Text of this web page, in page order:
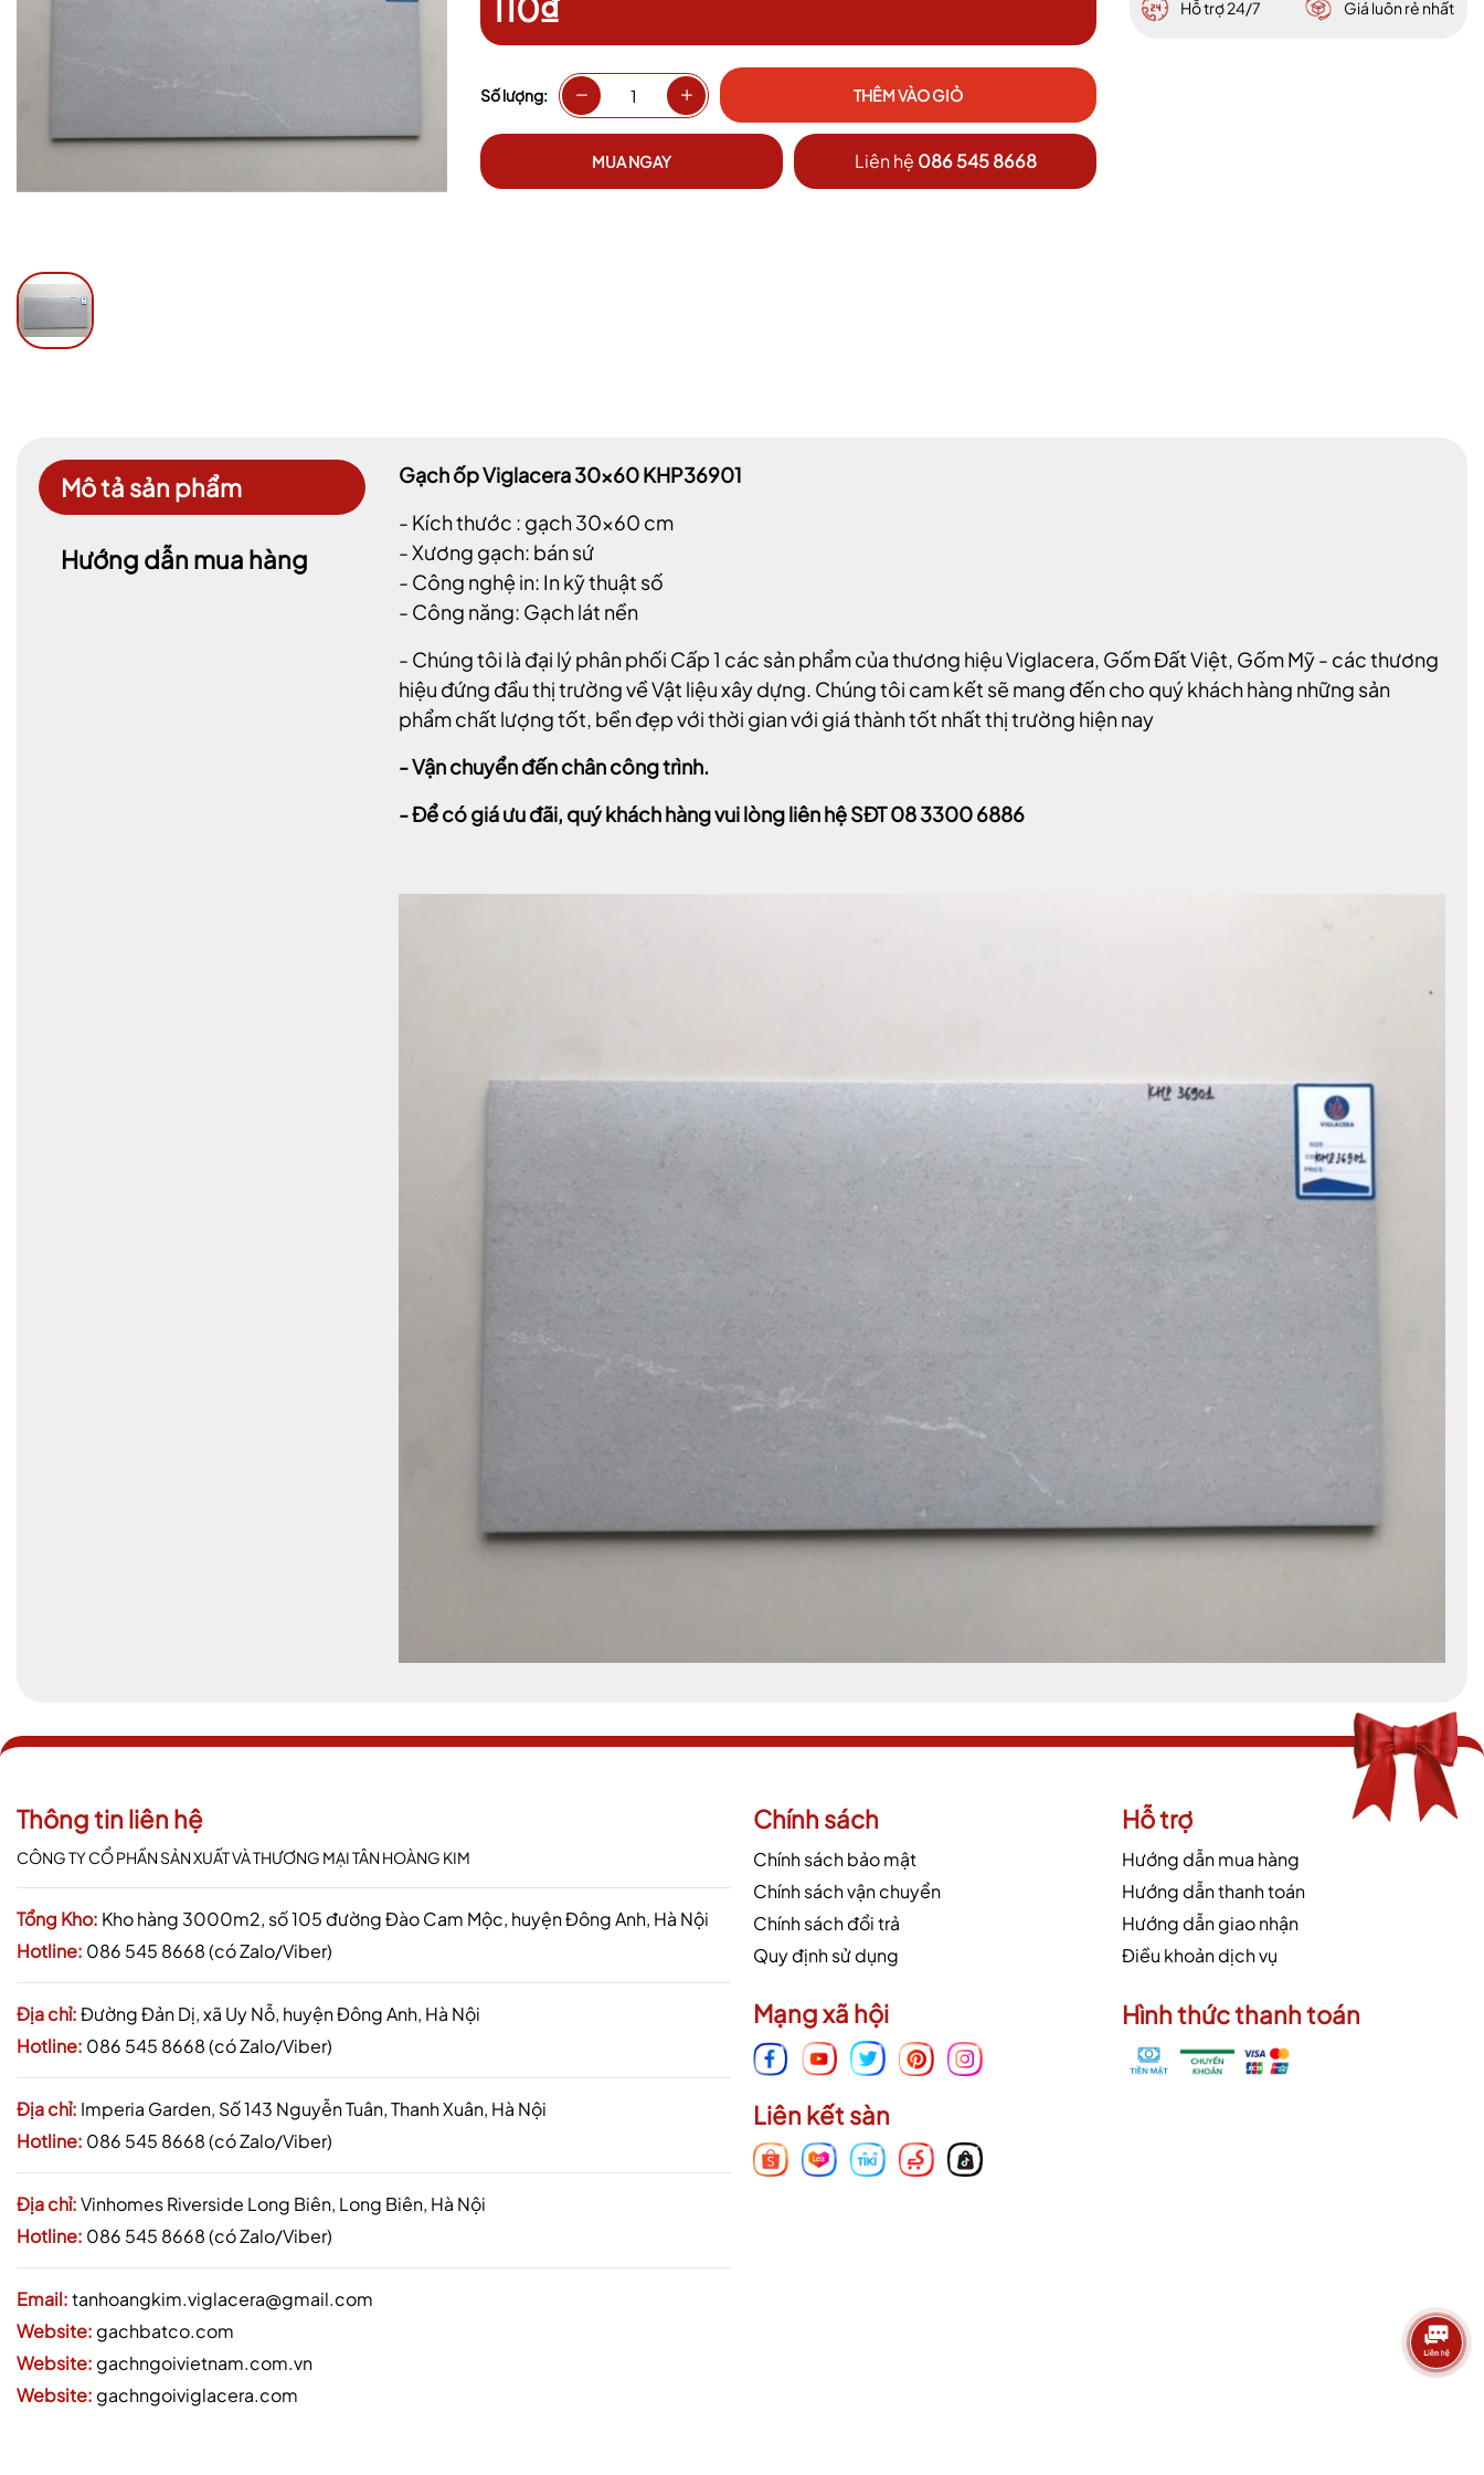
110₫
Số lượng: THÊM VÀO GIỎ
MUA NGAY Liên hệ 086 545 8668
Hỗ trợ 24/7
Giá luôn rẻ nhất
Mô tả sản phẩm
Hướng dẫn mua hàng
Gạch ốp Viglacera 30x60 KHP36901
- Kích thước : gạch 30x60 cm
- Xương gạch: bán sứ
- Công nghệ in: In kỹ thuật số
- Công năng: Gạch lát nền
- Chúng tôi là đại lý phân phối Cấp 1 các sản phẩm của thương hiệu Viglacera, Gốm Đất Việt, Gốm Mỹ - các thương
hiệu đứng đầu thị trường về Vật liệu xây dựng. Chúng tôi cam kết sẽ mang đến cho quý khách hàng những sản
phẩm chất lượng tốt, bền đẹp với thời gian với giá thành tốt nhất thị trường hiện nay
- Vận chuyển đến chân công trình.
- Để có giá ưu đãi, quý khách hàng vui lòng liên hệ SĐT 08 3300 6886
Điều kiện:
Thông tin liên hệ
CÔNG TY CỔ PHẦN SẢN XUẤT VÀ THƯƠNG MẠI TÂN HOÀNG KIM
Tổng Kho: Kho hàng 3000m2, số 105 đường Đào Cam Mộc, huyện Đông Anh, Hà Nội
Hotline: 086 545 8668 (có Zalo/Viber)
Địa chỉ:Đường Đản Dị, xã Uy Nỗ, huyện Đông Anh, Hà Nội
Hotline: 086 545 8668 (có Zalo/Viber)
Địa chỉ: Imperia Garden, Số 143 Nguyễn Tuân, Thanh Xuân, Hà Nội
Hotline: 086 545 8668 (có Zalo/Viber)
Địa chỉ:Vinhomes Riverside Long Biên, Long Biên, Hà Nội
Hotline: 086 545 8668 (có Zalo/Viber)
Email:tanhoangkim.viglacera@gmail.com
Website:gachbatco.com
Website:gachngoivietnam.com.vn
Website:gachngoiviglacera.com
Chính sách
Chính sách bảo mật
Chính sách vận chuyển
Chính sách đổi trả
Quy định sử dụng
Hỗ trợ
Hướng dẫn mua hàng
Hướng dẫn thanh toán
Hướng dẫn giao nhận
Điều khoản dịch vụ
Mạng xã hội
Liên kết sàn
Hình thức thanh toán